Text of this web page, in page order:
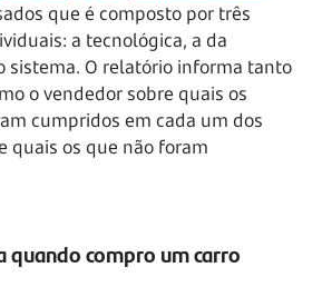
que é composto por três
a tecnológica, a da
sistema. O relatório informa tanto
o vendedor sobre quais os
cumpridos em cada um dos
quais os que não foram
quando compro um carro